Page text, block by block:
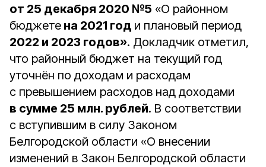
от 25 декабря 2020 №5 «О районном
бюджете на 2021 год и плановый период
2022 и 2023 годов». Докладчик отметил,
что районный бюджет на текущий год
уточнён по доходам и расходам
с превышением расходов над доходами
в сумме 25 млн. рублей. В соответствии
с вступившим в силу Законом
Белгородской области «О внесении
изменений в Закон Белгородской области